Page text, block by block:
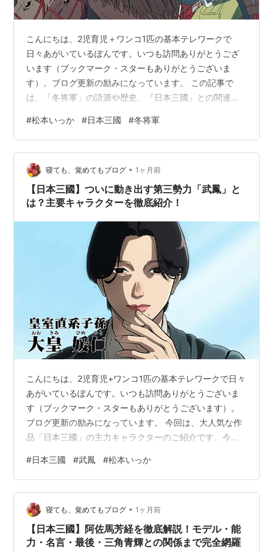
こんにちは、2児育児＋ワンコ1匹の基本テレワークで
日々あがいているぽんです。いつも訪問ありがとうござ
います（ブックマーク・スターもありがとうございま
す）。ブログ更新の励みになっています。 この記事で
は、「冬将軍」の語源や歴史、『日本三國』との関連性
歴史や兵法を巧みに取り入れた作戦が数多く登場しま
す。 その中でも印象的なのが、聖夷で総帥の輪島桜虎が
しかけた「冬将軍」作戦です。「冬将軍」という言葉は
ニュースや天気予報でも耳にしますが、実は実在する歴
史的な出来事から生まれた言葉であり、『日本三國』で
描かれた作戦とも深い共通点があります。 冬将軍とは…
#松本いっか #日本三國 #冬将軍
寝ても、覚めてもブログ • 1ヶ月前
【日本三國】ついに動き出す第三勢力「武鳳」と
は？主要キャラクターを徹底紹介！
こんにちは、2児育児+ワンコ1匹の基本テレワークで日々
あがいているぽんです。いつも訪問ありがとうございま
す（ブックマーク・スターもありがとうございます）。
ブログ更新の励みになっています。 今回は、大人気な作
品「日本三國」の主力キャラクターのご紹介です。今後
展開に思いを馳せていきましょう。 www.udablog.com
単行本4巻までは、聖夷西夷編として、主に聖夷と大和の
キャラクターが多く登場しました。そして時は流れ、聖
夷西夷編も完結となり物語としてはひと区切りとなりま
した。そして、ついに日本三國の聖夷、大和と来て、も
う一つの国である”武鳳（ぶ…
#日本三國 #武鳳 #松本いっか
寝ても、覚めてもブログ • 1ヶ月前
【日本三國】阿佐馬芳経を徹底解説！モデル・能
力・名言・最後・三角青輝との関係まで完全網羅